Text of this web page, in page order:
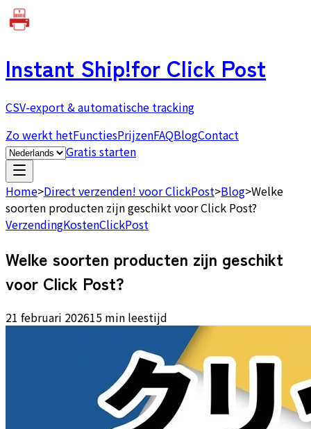
Instant Ship!for Click Post
CSV-export & automatische tracking
Zo werkt hetFunctiesPrijzenFAQBlogContact
Gratis starten
Home>Direct verzenden! voor ClickPost>Blog>Welke
soorten producten zijn geschikt voor Click Post?
VerzendingKostenClickPost
Welke soorten producten zijn geschikt
voor Click Post?
21 februari 202615 min leestijd